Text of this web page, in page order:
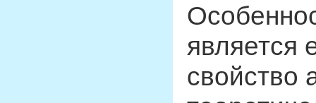
является
свойство